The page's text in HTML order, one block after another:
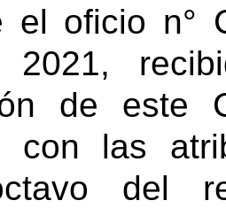
el oficio n°
2021,
de este
con las
del